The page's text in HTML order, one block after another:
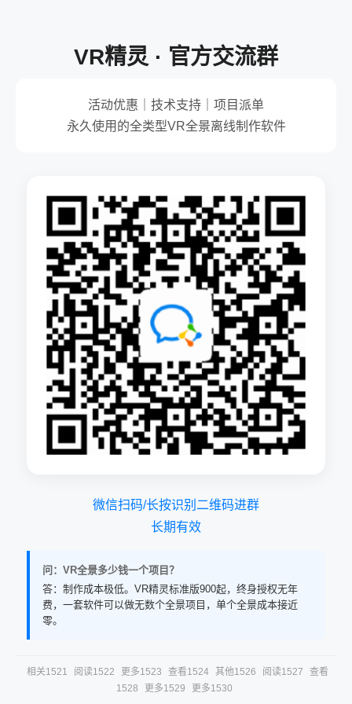
VR精灵 · 官方交流群
活动优惠｜技术支持｜项目派单
永久使用的全类型VR全景离线制作软件
微信扫码/长按识别二维码进群
长期有效
问：VR全景多少钱一个项目？
答：制作成本极低。VR精灵标准版900起，终身授权无年
费，一套软件可以做无数个全景项目，单个全景成本接近
零。
相关1521 阅读1522 更多1523 查看1524 其他1526 阅读1527
查看
1528
更多1529 更多1530